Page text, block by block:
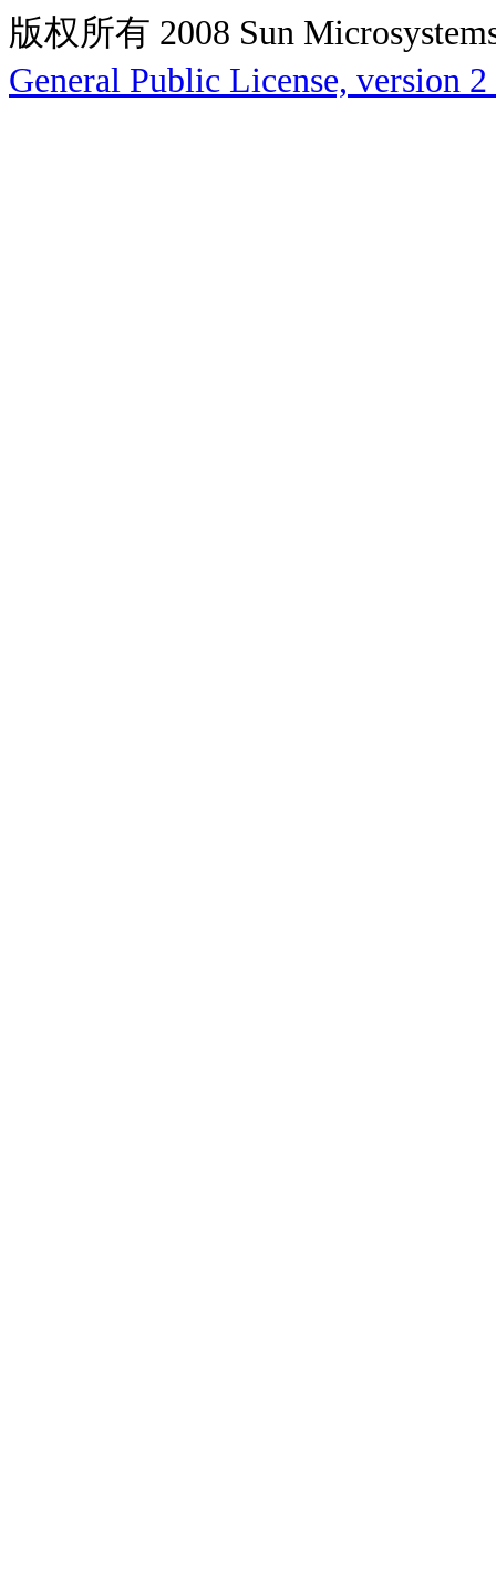
版权所有 2008 Sun
General Public License, version